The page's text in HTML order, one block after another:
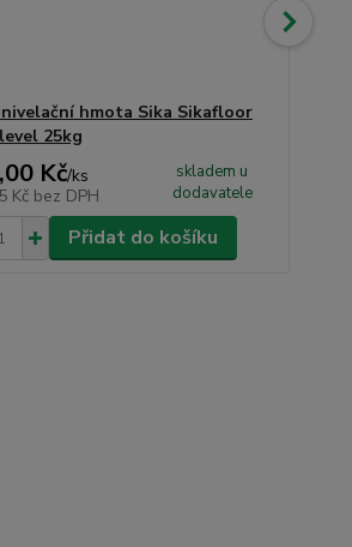
hmota Sika Sikafloor
25kg
Kč/ks
Kč bez DPH
skladem u
dodavatele
Přidat do košíku